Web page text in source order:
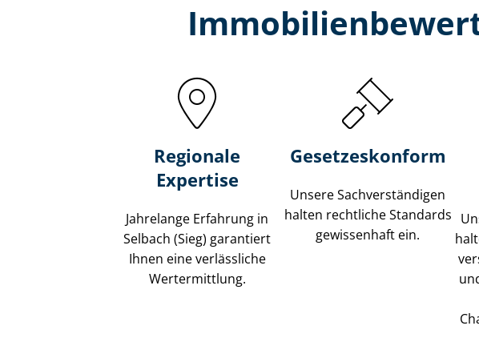
Regionale
Expertise
Jahrelange Erfahrung in
Selbach (Sieg) garantiert
Ihnen eine verlässliche
Wertermittlung.
Gesetzes­konform
Unsere Sach­ver­stän­di­gen
halten rechtliche Standards
gewissenhaft ein.